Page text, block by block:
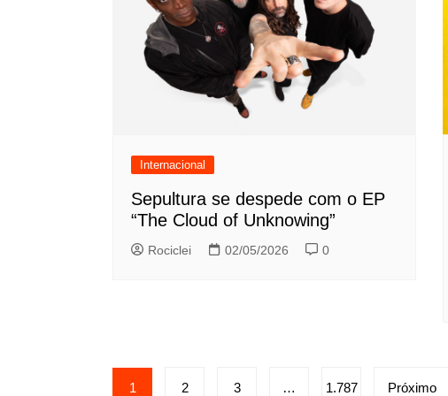
Internacional
Sepultura se despede com o EP
“The Cloud of Unknowing”
Rociclei 02/05/2026 0
Paginação
1 2 3 … 1.787 Próximo